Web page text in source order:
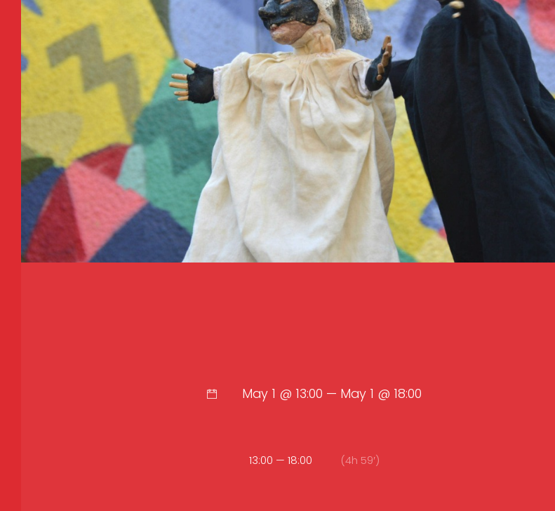
May 1 @ 13:00 — May 1 @ 18:00
13:00 — 18:00 (4h 59′)